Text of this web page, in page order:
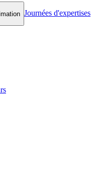
Journées d'expertises